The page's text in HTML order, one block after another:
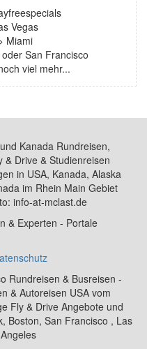
Vegas
Miami
San Francisco
viel mehr...
Kanada Rundreisen,
& Drive & Studienreisen
in USA, Kanada, Alaska
im Rhein Main Gebiet
info-at-mclast.de
& Experten - Portale
Rundreisen & Busreisen -
& Autoreisen USA vom
Fly & Drive Angebote und
Boston, San Francisco , Las